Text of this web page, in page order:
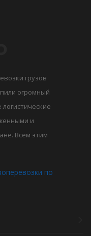
грузов
огромный
и
Всем этим
по